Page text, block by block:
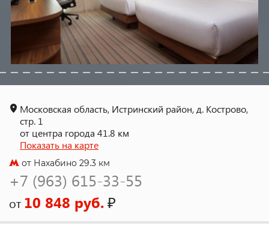
Московская область, Истринский район, д. Кострово,
стр. 1
от центра города 41.8 км
Показать на карте
от Нахабино 29.3 км
+7 (963) 615-33-55
от 10 848 руб.₽